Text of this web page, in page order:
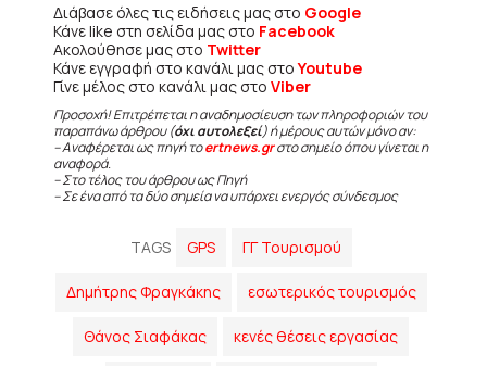
Διάβασε όλες τις ειδήσεις μας στο Google
Κάνε like στη σελίδα μας στο Facebook
Ακολούθησε μας στο Twitter
Κάνε εγγραφή στο κανάλι μας στοYoutube
Γίνε μέλος στο κανάλι μας στο Viber
Προσοχή! Επιτρέπεται η αναδημοσίευση των πληροφοριών του
παραπάνω άρθρου (όχι αυτολεξεί) ή μέρους αυτών μόνο αν:
– Αναφέρεται ως πηγή τοertnews.grστο σημείο όπου γίνεται η
αναφορά.
– Στο τέλος του άρθρου ως Πηγή
– Σε ένα από τα δύο σημεία να υπάρχει ενεργός σύνδεσμος
TAGS GPS ΓΓ Τουρισμού
Δημήτρης Φραγκάκης εσωτερικός τουρισμός
Θάνος Σιαφάκας κενές θέσεις εργασίας